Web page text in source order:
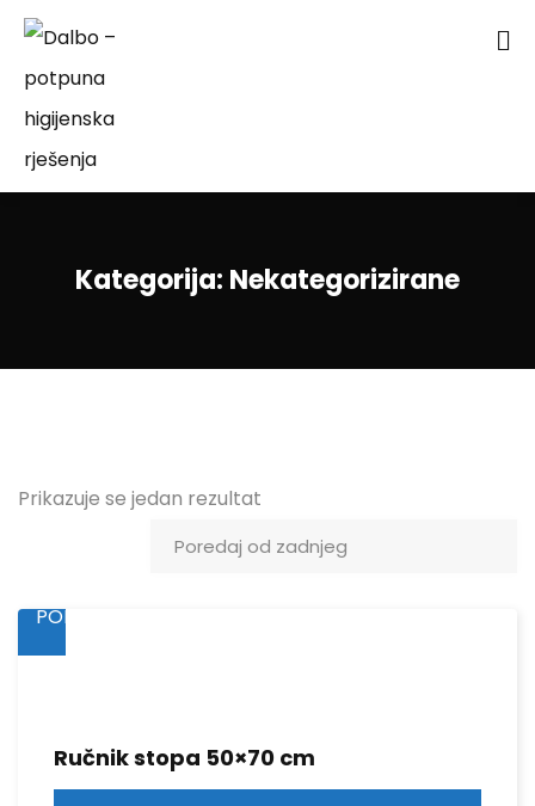
Kategorija: Nekategorizirane
Prikazuje se jedan rezultat
PONUDU
Ručnik stopa 50×70 cm